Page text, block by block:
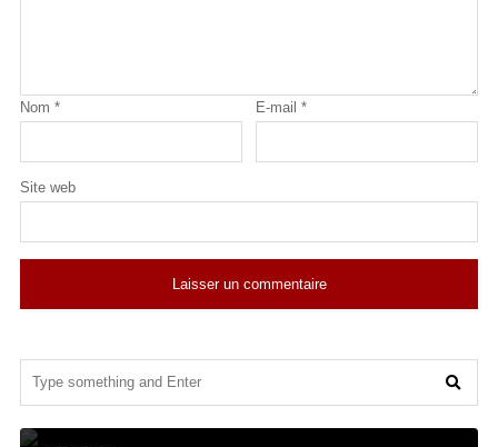
Nom * E-mail*
Site web